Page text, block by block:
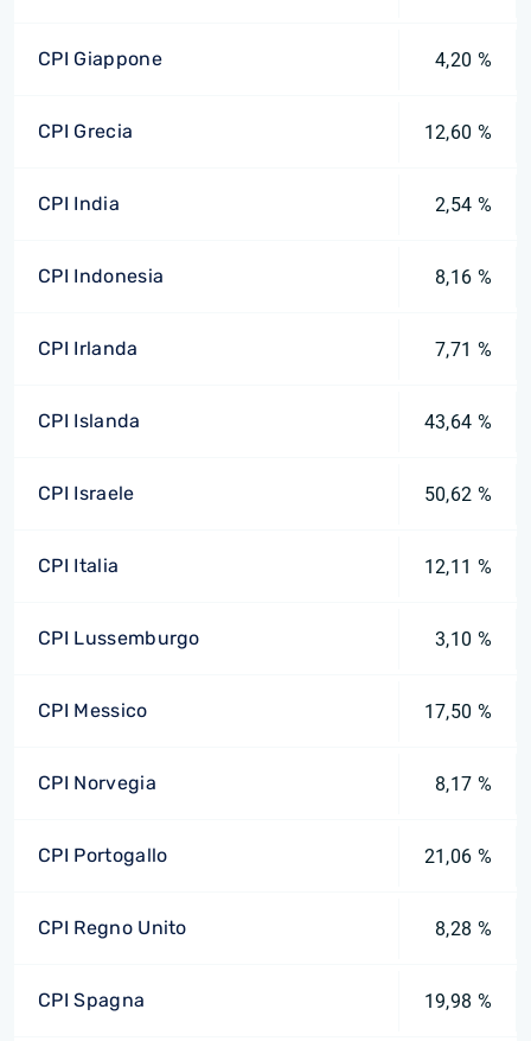
CPI Giappone 4,20 %
CPI Grecia 12,60 %
CPI India 2,54 %
CPI Indonesia 8,16 %
CPI Irlanda 7,71 %
CPI Islanda 43,64 %
CPI Israele 50,62 %
CPI Italia 12,11 %
CPI Lussemburgo 3,10 %
CPI Messico 17,50 %
CPI Norvegia 8,17 %
CPI Portogallo 21,06 %
CPI Regno Unito 8,28 %
CPI Spagna 19,98 %